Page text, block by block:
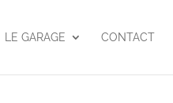
LE GARAGE CONTACT